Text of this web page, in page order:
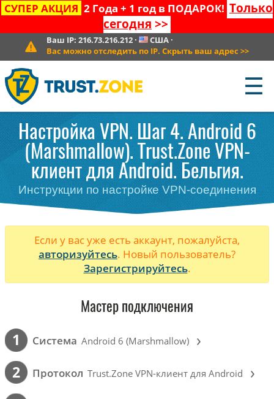
СУПЕР АКЦИЯ 2 Года + 1 год в ПОДАРОК! Только
сегодня >>
Ваш IP: 216.73.216.212· США·
Вас можно отследить по IP. Скрыть ваш адрес >>
☰
Настройка VPN. Шаг 4. Android 6
(Marshmallow). Trust.Zone VPN-
клиент для Android. Бельгия.
Инструкции по настройке VPN-соединения
Если у вас уже есть аккаунт, пожалуйста,
авторизуйтесь. Новый пользователь?
Зарегистрируйтесь.
Мастер подключения
1 Cистема Android 6 (Marshmallow) ›
2 Протокол Trust.Zone VPN-клиент для Android ›